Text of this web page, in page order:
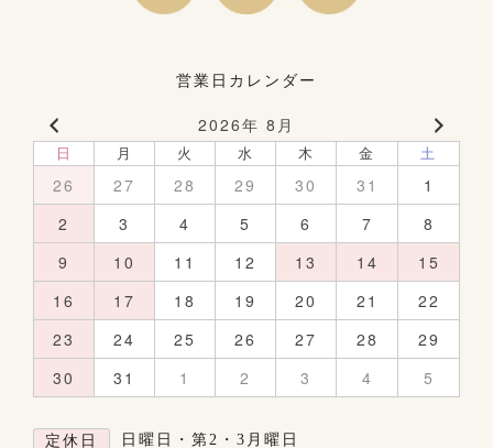
営業日カレンダー
2026年 8月
日 月 火 水 木 金 土
26 27 28 29 30 31
1
2
3 4 5 6 7
8
9
10 11 12 13 14
15
16
17 18 19 20 21
22
23
24 25 26 27 28
29
30
31 1 2 3 4 5
定休日 日曜日・第2・3月曜日